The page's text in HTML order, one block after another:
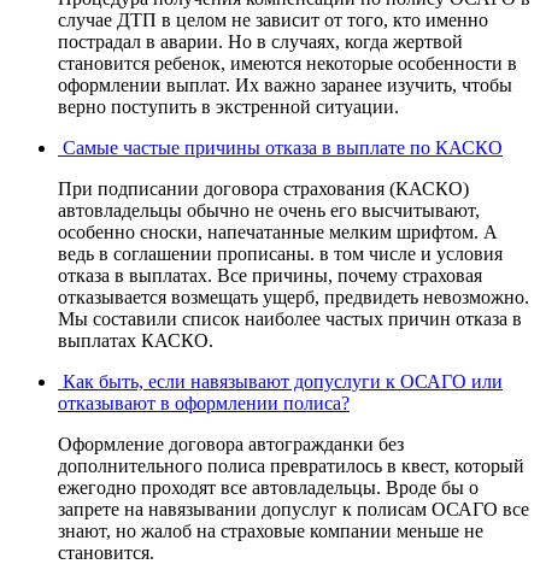
случае ДТП в целом не зависит от того, кто именно
пострадал в аварии. Но в случаях, когда жертвой
становится ребенок, имеются некоторые особенности в
оформлении выплат. Их важно заранее изучить, чтобы
верно поступить в экстренной ситуации.
Самые частые причины отказа в выплате по КАСКО
При подписании договора страхования (КАСКО)
автовладельцы обычно не очень его высчитывают,
особенно сноски, напечатанные мелким шрифтом. А
ведь в соглашении прописаны. в том числе и условия
отказа в выплатах. Все причины, почему страховая
отказывается возмещать ущерб, предвидеть невозможно.
Мы составили список наиболее частых причин отказа в
выплатах КАСКО.
Как быть, если навязывают допуслуги к ОСАГО или
отказывают в оформлении полиса?
Оформление договора автогражданки без
дополнительного полиса превратилось в квест, который
ежегодно проходят все автовладельцы. Вроде бы о
запрете на навязывании допуслуг к полисам ОСАГО все
знают, но жалоб на страховые компании меньше не
становится.